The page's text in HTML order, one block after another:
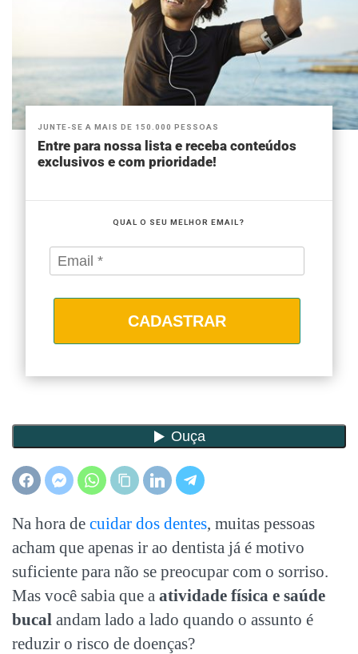
JUNTE-SE A MAIS DE 150.000 PESSOAS
Entre para nossa lista e receba conteúdos
exclusivos e com prioridade!
QUAL O SEU MELHOR EMAIL?
CADASTRAR
Na hora de cuidar dos dentes, muitas pessoas
acham que apenas ir ao dentista já é motivo
suficiente para não se preocupar com o sorriso.
Mas você sabia que a atividade física e saúde
bucal andam lado a lado quando o assunto é
reduzir o risco de doenças?